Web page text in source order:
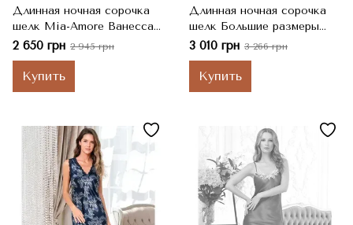
Длинная ночная сорочка
шелк Mia-Amore Ванесса
3775, XL
2 650 грн 2 945 грн
Купить
Длинная ночная сорочка
шелк Большие размеры
Mia-Amore Ванесса 3778,
2XL
3 010 грн 3 266 грн
Купить